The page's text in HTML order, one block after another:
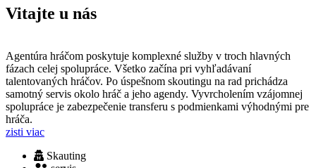
Vitajte u nás
Agentúra hráčom poskytuje komplexné služby v troch hlavných
fázach celej spolupráce. Všetko začína pri vyhľadávaní
talentovaných hráčov. Po úspešnom skoutingu na rad prichádza
samotný servis okolo hráč a jeho agendy. Vyvrcholením vzájomnej
spolupráce je zabezpečenie transferu s podmienkami výhodnými pre
hráča.
zisti viac
Skauting